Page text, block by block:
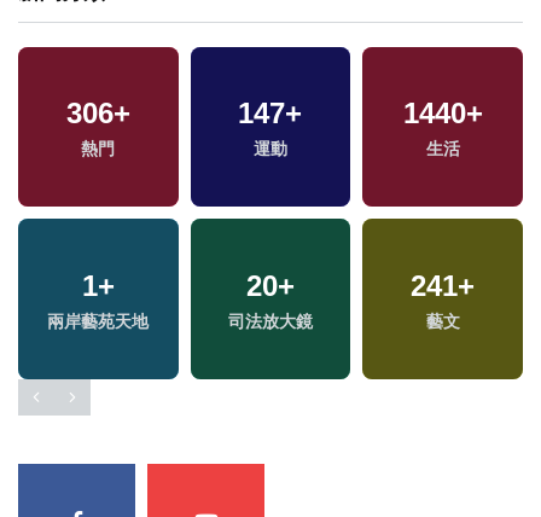
306+
熱門
147+
運動
1440+
生活
1+
兩岸藝苑天地
20+
司法放大鏡
241+
藝文